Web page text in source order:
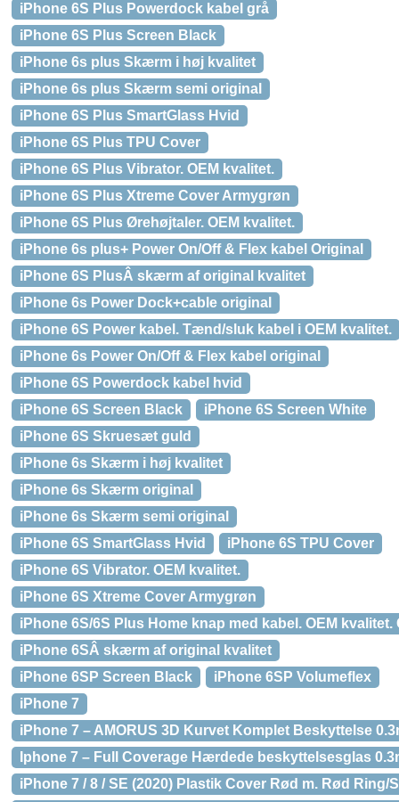
iPhone 6S Plus Powerdock kabel grå
iPhone 6S Plus Screen Black
iPhone 6s plus Skærm i høj kvalitet
iPhone 6s plus Skærm semi original
iPhone 6S Plus SmartGlass Hvid
iPhone 6S Plus TPU Cover
iPhone 6S Plus Vibrator. OEM kvalitet.
iPhone 6S Plus Xtreme Cover Armygrøn
iPhone 6S Plus Ørehøjtaler. OEM kvalitet.
iPhone 6s plus+ Power On/Off & Flex kabel Original
iPhone 6S PlusÂ skærm af original kvalitet
iPhone 6s Power Dock+cable original
iPhone 6S Power kabel. Tænd/sluk kabel i OEM kvalitet.
iPhone 6s Power On/Off & Flex kabel original
iPhone 6S Powerdock kabel hvid
iPhone 6S Screen Black
iPhone 6S Screen White
iPhone 6S Skruesæt guld
iPhone 6s Skærm i høj kvalitet
iPhone 6s Skærm original
iPhone 6s Skærm semi original
iPhone 6S SmartGlass Hvid
iPhone 6S TPU Cover
iPhone 6S Vibrator. OEM kvalitet.
iPhone 6S Xtreme Cover Armygrøn
iPhone 6S/6S Plus Home knap med kabel. OEM kvalitet.
iPhone 6SÂ skærm af original kvalitet
iPhone 6SP Screen Black
iPhone 6SP Volumeflex
iPhone 7
iPhone 7 – AMORUS 3D Kurvet Komplet Beskyttelse
Iphone 7 – Full Coverage Hærdede beskyttelsesglas
iPhone 7 / 8 / SE (2020) Plastik Cover Rød m. Rød Ring/